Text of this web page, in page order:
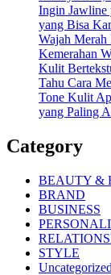
Ingin Jawline
yang Bisa
Wajah Merah
Kemerahan
Kulit
Tahu Cara
Tone Kulit
yang Paling
Category
BEAUTY &
BRAND
BUSINESS
STYLE
Uncategorized